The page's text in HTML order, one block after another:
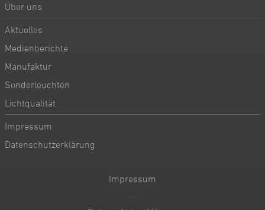
Über uns
Aktuelles
Medienberichte
Manufaktur
Sonderleuchten
Lichtqualität
Impressum
Datenschutzerklärung
Impressum
·